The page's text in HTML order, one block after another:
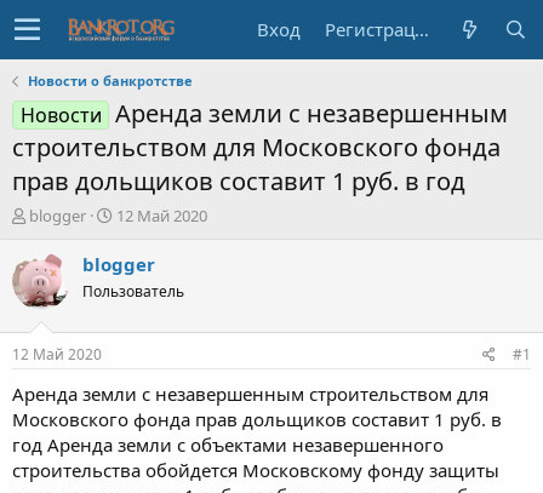
Вход Регистрация
Новости о банкротстве
Новости Аренда земли с незавершенным
строительством для Московского фонда
прав дольщиков составит 1 руб. в год
А
т
о
р
е
м
ы
blogger
Д
т
а
н
л
12 Май 2020
blogger
Пользователь
12 Май 2020 #1
Аренда земли с незавершенным строительством для
Московского фонда прав дольщиков составит 1 руб. в
год Аренда земли с объектами незавершенного
строительства обойдется Московскому фонду защиты